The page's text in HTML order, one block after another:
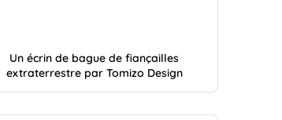
Un écrin de bague de fiançailles
extraterrestre par Tomizo Design